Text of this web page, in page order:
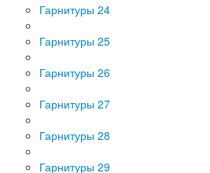
Гарнитуры 24
Гарнитуры 25
Гарнитуры 26
Гарнитуры 27
Гарнитуры 28
Гарнитуры 29